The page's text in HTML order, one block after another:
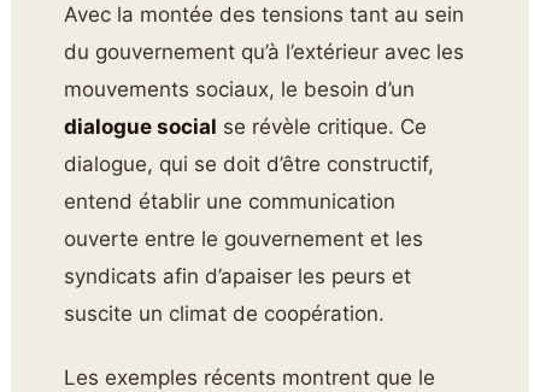
Avec la montée des tensions tant au sein
du gouvernement qu’à l’extérieur avec les
mouvements sociaux, le besoin d’un
dialogue social se révèle critique. Ce
dialogue, qui se doit d’être constructif,
entend établir une communication
ouverte entre le gouvernement et les
syndicats afin d’apaiser les peurs et
suscite un climat de coopération.
Les exemples récents montrent que le